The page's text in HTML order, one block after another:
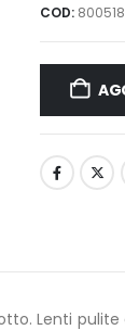
COD:
Lenti